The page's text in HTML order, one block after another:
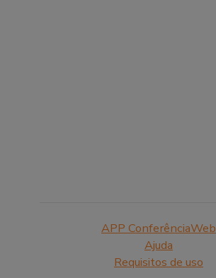
APP ConferênciaWeb
Ajuda
Requisitos de uso